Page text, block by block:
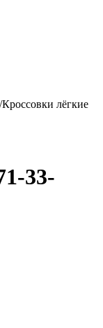
/Кроссовки лёгкие
33-